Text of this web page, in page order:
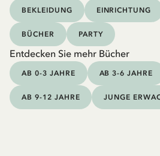
BEKLEIDUNG EINRICHTUNG
BÜCHER PARTY
Entdecken Sie mehr Bücher
AB 0-3 JAHRE AB 3-6 JAHRE
AB 9-12 JAHRE JUNGE